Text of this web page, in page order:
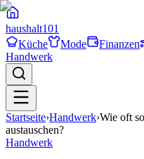
haushalt101
Küche
Mode Finanzen
Handwerk
Startseite›Handwerk›Wie oft
austauschen?
Handwerk